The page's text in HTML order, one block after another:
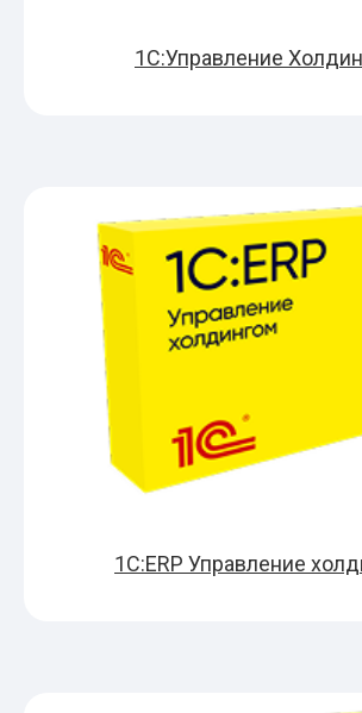
1С:Управление
1С:ERP Управление